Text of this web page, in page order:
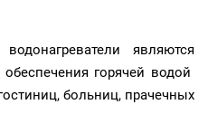
являются
горячей водой
больниц, прачечных